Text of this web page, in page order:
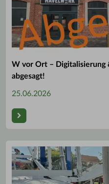
W vor Ort – Digitalisierung
abgesagt!
25.06.2026